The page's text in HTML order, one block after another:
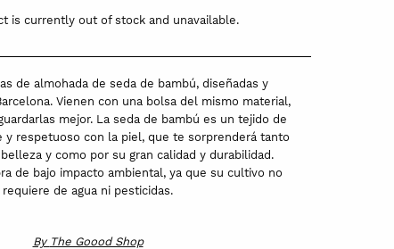
is currently out of stock and unavailable.
de almohada de seda de bambú, diseñadas y
Vienen con una bolsa del mismo material,
mejor. La seda de bambú es un tejido de
y respetuoso con la piel, que te sorprenderá tanto
y como por su gran calidad y durabilidad.
de bajo impacto ambiental, ya que su cultivo no
requiere de agua ni pesticidas.
By The Goood Shop